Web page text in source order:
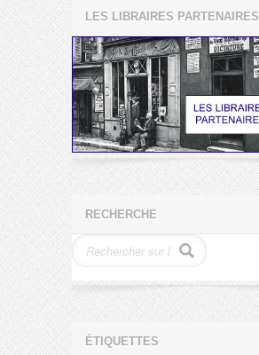
LES LIBRAIRES PARTENAIRES
RECHERCHE
ÉTIQUETTES